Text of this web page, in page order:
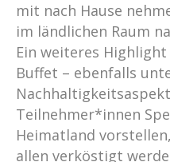
mit nach Hause
im ländlichen Raum
Ein weiteres
Buffet – ebenfalls
Teilnehmer*innen
Heimatland
allen verköstigt